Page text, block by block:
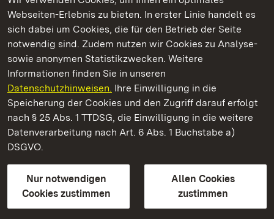
Webseiten-Erlebnis zu bieten. In erster Linie handelt es
sich dabei um Cookies, die für den Betrieb der Seite
notwendig sind. Zudem nutzen wir Cookies zu Analyse-
sowie anonymen Statistikzwecken. Weitere
Informationen finden Sie in unseren
Datenschutzhinweisen. Ihre Einwilligung in die
Speicherung der Cookies und den Zugriff darauf erfolgt
nach § 25 Abs. 1 TTDSG, die Einwilligung in die weitere
Datenverarbeitung nach Art. 6 Abs. 1 Buchstabe a)
DSGVO.
Nur notwendigen
Cookies zustimmen
Allen Cookies
zustimmen
Kommen. Staunen. Genießen.
Staatliche Schlösser und Gärten Baden‑Württemberg
Staatliche Schlösser und Gärten Baden-Württemberg
Kontakt
GebärdenspracheLeichte Sprache
Erklärung zur Barrierefreiheit
BITV-konform (geprüfte Seiten)